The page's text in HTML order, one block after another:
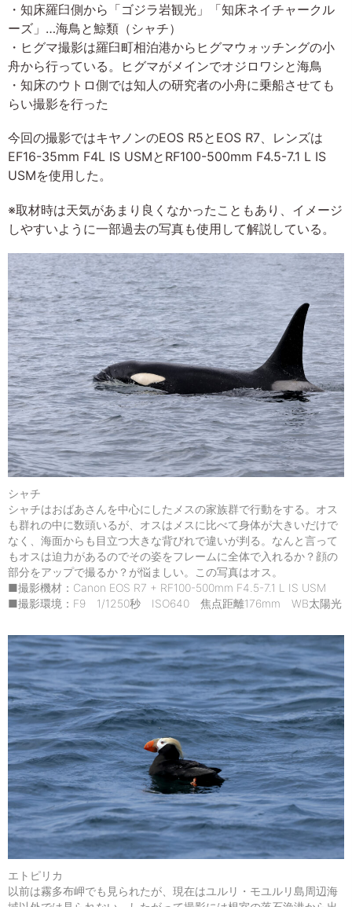
・知床羅臼側から「ゴジラ岩観光」「知床ネイチャークル
ーズ」…海鳥と鯨類（シャチ）
・ヒグマ撮影は羅臼町相泊港からヒグマウォッチングの小
舟から行っている。ヒグマがメインでオジロワシと海鳥
・知床のウトロ側では知人の研究者の小舟に乗船させても
らい撮影を行った
今回の撮影ではキヤノンのEOS R5とEOS R7、レンズは
EF16-35mm F4L IS USMとRF100-500mm F4.5-7.1 L IS
USMを使用した。
※取材時は天気があまり良くなかったこともあり、イメージ
しやすいように一部過去の写真も使用して解説している。
シャチ
シャチはおばあさんを中心にしたメスの家族群で行動をする。オス
も群れの中に数頭いるが、オスはメスに比べて身体が大きいだけで
なく、海面からも目立つ大きな背びれで違いが判る。なんと言って
もオスは迫力があるのでその姿をフレームに全体で入れるか？顔の
部分をアップで撮るか？が悩ましい。この写真はオス。
■撮影機材：Canon EOS R7 + RF100-500mm F4.5-7.1 L IS USM
■撮影環境：F9 1/1250秒 ISO640 焦点距離176mm WB太陽光
エトピリカ
以前は霧多布岬でも見られたが、現在はユルリ・モユルリ島周辺海